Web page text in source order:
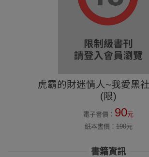
虎霸的財迷情人~我愛黑
(限)
電子書價： 90元
紙本書價：190元
書籍資訊